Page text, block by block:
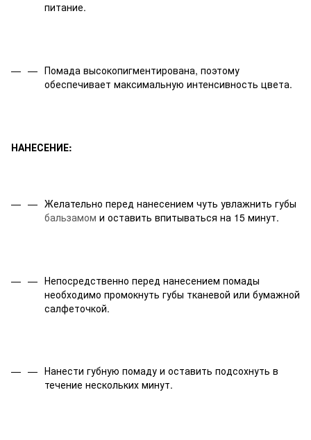
питание.
Помада высокопигментирована, поэтому
обеспечивает максимальную интенсивность цвета.
НАНЕСЕНИЕ:
Желательно перед нанесением чуть увлажнить губы
бальзамом и оставить впитываться на 15 минут.
Непосредственно перед нанесением помады
необходимо промокнуть губы тканевой или бумажной
салфеточкой.
Нанести губную помаду и оставить подсохнуть в
течение нескольких минут.